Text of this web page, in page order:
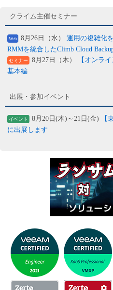
クライム主催セミナー
Web 8月26日（水） 運用の複雑化
RMMを統合したClimb Cloud
セミナー 8月27日（木）
【オンラ
基本編
出展・参加イベント
イベント 8月20日(木)～21日(金)
【
に出展します